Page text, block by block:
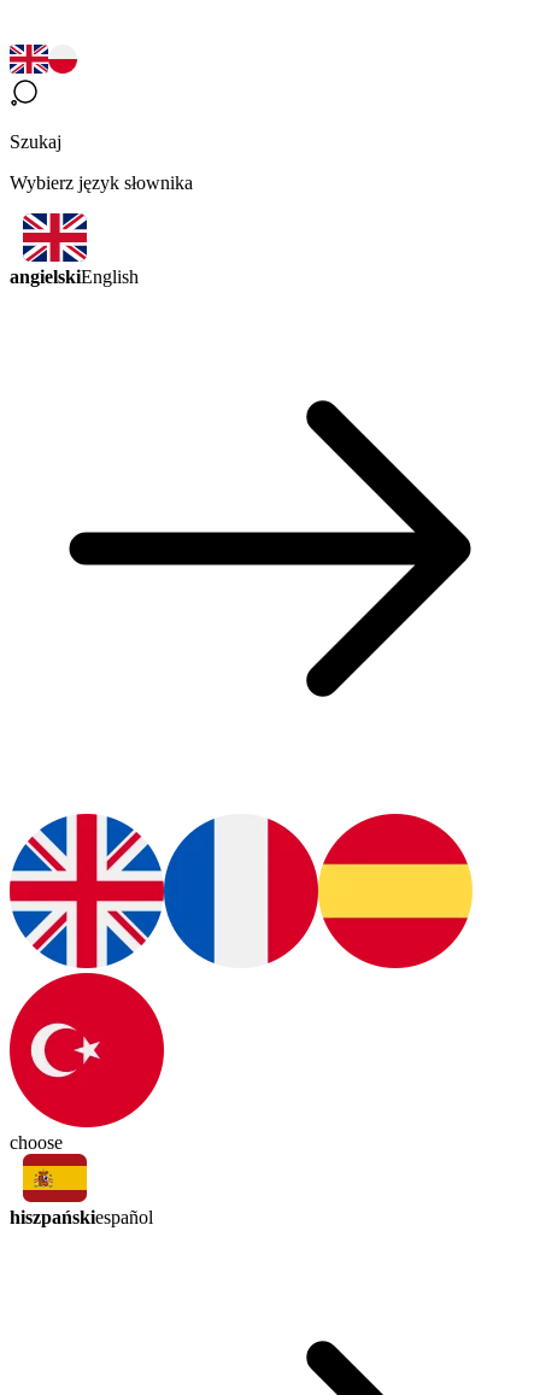
Szukaj
Wybierz język słownika
angielskiEnglish
choose
hiszpańskiespañol